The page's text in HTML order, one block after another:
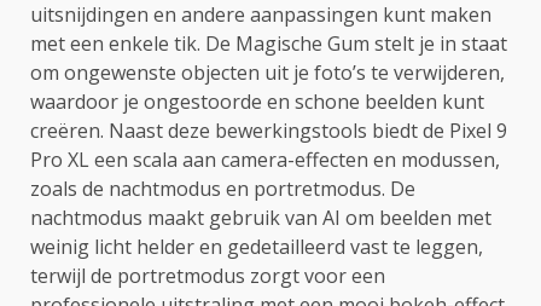
uitsnijdingen en andere aanpassingen kunt maken
met een enkele tik. De Magische Gum stelt je in staat
om ongewenste objecten uit je foto’s te verwijderen,
waardoor je ongestoorde en schone beelden kunt
creëren. Naast deze bewerkingstools biedt de Pixel 9
Pro XL een scala aan camera-effecten en modussen,
zoals de nachtmodus en portretmodus. De
nachtmodus maakt gebruik van AI om beelden met
weinig licht helder en gedetailleerd vast te leggen,
terwijl de portretmodus zorgt voor een